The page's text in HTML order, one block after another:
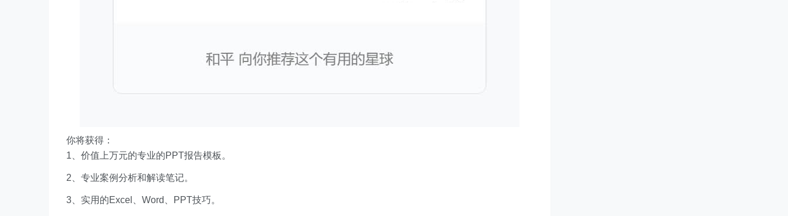
你将获得：
1、价值上万元的专业的PPT报告模板。
2、专业案例分析和解读笔记。
3、实用的Excel、Word、PPT技巧。